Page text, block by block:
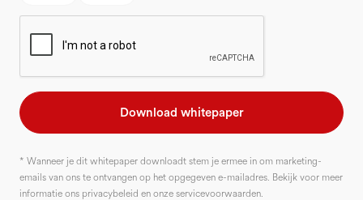
* Wanneer je dit whitepaper downloadt stem je ermee in om marketing-
emails van ons te ontvangen op het opgegeven e-mailadres. Bekijk voor meer
informatie ons privacybeleid en onze servicevoorwaarden.